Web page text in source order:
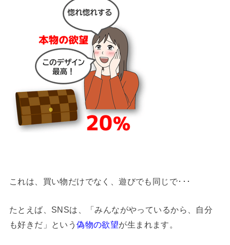
これは、買い物だけでなく、遊びでも同じで･･･
たとえば、SNSは、「みんながやっているから、自分
も好きだ」という偽物の欲望が生まれます。